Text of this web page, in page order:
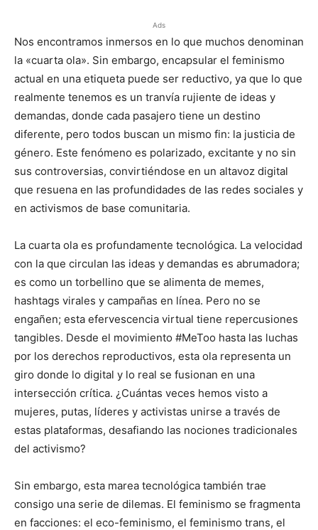
Ads
Nos encontramos inmersos en lo que muchos denominan
la «cuarta ola». Sin embargo, encapsular el feminismo
actual en una etiqueta puede ser reductivo, ya que lo que
realmente tenemos es un tranvía rujiente de ideas y
demandas, donde cada pasajero tiene un destino
diferente, pero todos buscan un mismo fin: la justicia de
género. Este fenómeno es polarizado, excitante y no sin
sus controversias, convirtiéndose en un altavoz digital
que resuena en las profundidades de las redes sociales y
en activismos de base comunitaria.
La cuarta ola es profundamente tecnológica. La velocidad
con la que circulan las ideas y demandas es abrumadora;
es como un torbellino que se alimenta de memes,
hashtags virales y campañas en línea. Pero no se
engañen; esta efervescencia virtual tiene repercusiones
tangibles. Desde el movimiento #MeToo hasta las luchas
por los derechos reproductivos, esta ola representa un
giro donde lo digital y lo real se fusionan en una
intersección crítica. ¿Cuántas veces hemos visto a
mujeres, putas, líderes y activistas unirse a través de
estas plataformas, desafiando las nociones tradicionales
del activismo?
Sin embargo, esta marea tecnológica también trae
consigo una serie de dilemas. El feminismo se fragmenta
en facciones: el eco-feminismo, el feminismo trans, el